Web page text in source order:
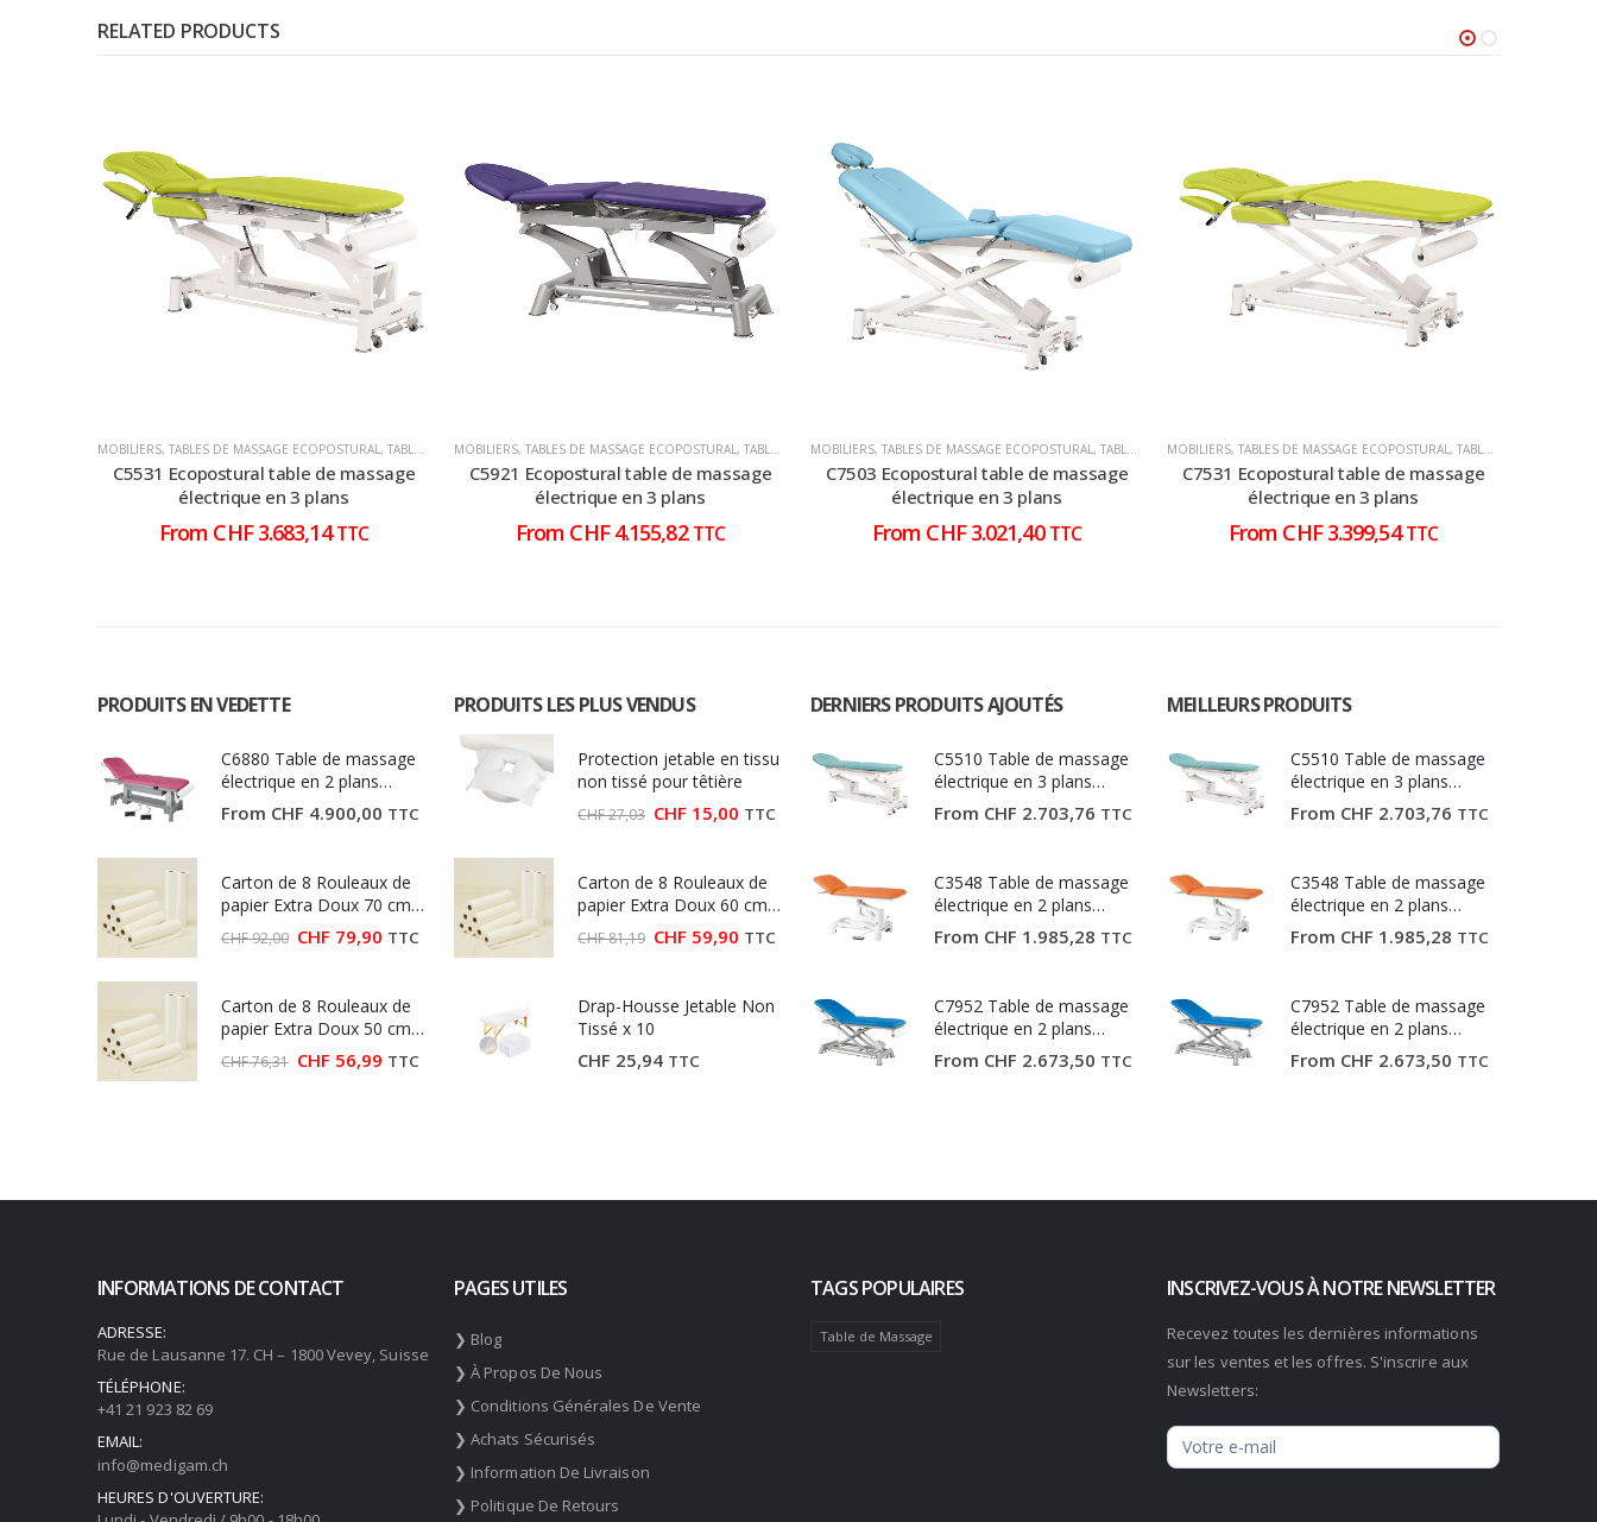
RELATED PRODUCTS
MOBILIERS, TABLES DE MASSAGE ECOPOSTURAL, TABLES DE MASSAGE ÉLECTRIQUE
C5531 Ecopostural table de massage
électrique en 3 plans
From CHF3.683,14 TTC
MOBILIERS, TABLES DE MASSAGE ECOPOSTURAL, TABLES DE MASSAGE ÉLECTRIQUE
C5921 Ecopostural table de massage
électrique en 3 plans
From CHF4.155,82 TTC
MOBILIERS, TABLES DE MASSAGE ECOPOSTURAL, TABLES DE MASSAGE ÉLECTRIQUE
C7503 Ecopostural table de massage
électrique en 3 plans
From CHF3.021,40 TTC
MOBILIERS, TABLES DE MASSAGE ECOPOSTURAL, TABLES DE MASSAGE ÉLECTRIQUE
C7531 Ecopostural table de massage
électrique en 3 plans
From CHF3.399,54 TTC
PRODUITS EN VEDETTE
C6880 Table de massage
électrique en 2 plans
Ecopostural
From CHF 4.900,00 TTC
Carton de 8 Rouleaux de
papier Extra Doux 70 cm
(Largeur 70 cm)
CHF92,00 Le
CHF 92,00.
CHF 79,90Le
CHF 79,90.
TTC
Carton de 8 Rouleaux de
papier Extra Doux 50 cm
(Largeur 50 cm)
CHF76,31 Le
CHF 56,99Le
TTC
PRODUITS LES PLUS VENDUS
Protection jetable en tissu
non tissé pour têtière
CHF27,03 Le
CHF 27,03.
CHF 15,00Le
CHF 15,00.
TTC
Carton de 8 Rouleaux de
papier Extra Doux 60 cm
(Largeur 60 cm)
CHF81,19 Le
CHF 81,19.
CHF 59,90Le
CHF 59,90.
TTC
Drap-Housse Jetable Non
Tissé x 10
CHF 25,94 TTC
DERNIERS PRODUITS AJOUTÉS
C5510 Table de massage
électrique en 3 plans
Ecopostural
From CHF 2.703,76 TTC
C3548 Table de massage
électrique en 2 plans
Ecopostural
From CHF 1.985,28 TTC
C7952 Table de massage
électrique en 2 plans
Ecopostural
From CHF 2.673,50 TTC
MEILLEURS PRODUITS
C5510 Table de massage
électrique en 3 plans
Ecopostural
From CHF 2.703,76 TTC
C3548 Table de massage
électrique en 2 plans
Ecopostural
From CHF 1.985,28 TTC
C7952 Table de massage
électrique en 2 plans
Ecopostural
From CHF 2.673,50 TTC
INFORMATIONS DE CONTACT
ADRESSE:
Rue de Lausanne 17. CH – 1800 Vevey, Suisse
TÉLÉPHONE:
+41 21 923 82 69
EMAIL:
info@medigam.ch
HEURES D'OUVERTURE:
PAGES UTILES
❯ Blog
❯ À Propos De Nous
❯ Conditions Générales De Vente
❯ Achats Sécurisés
❯ Information De Livraison
❯ Politique De Retours
TAGS POPULAIRES
Table de Massage
INSCRIVEZ-VOUS À NOTRE NEWSLETTER
Recevez toutes les dernières informations
sur les ventes et les offres. S'inscrire aux
Newsletters:
Newsletter